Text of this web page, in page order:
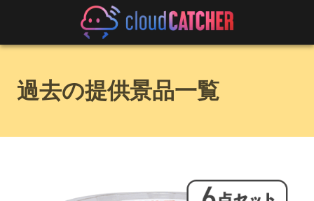
過去の提供景品一覧